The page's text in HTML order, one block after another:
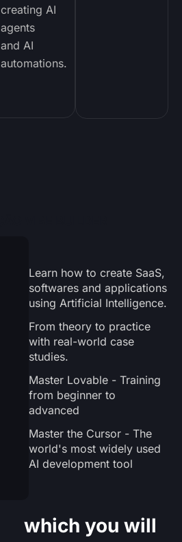
creating AI
agents
and AI
automations.
Learn how to create SaaS,
softwares and applications
using Artificial Intelligence.
From theory to practice
with real-world case
studies.
Master Lovable - Training
from beginner to
advanced
Master the Cursor - The
world's most widely used
AI development tool
which you will